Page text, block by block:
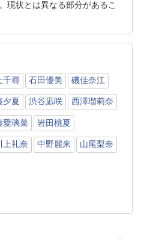
現状とは異なる部分があるこ
千尋 石田優美 磯佳奈江
夕夏 渋谷凪咲 西澤瑠莉奈
愛璃菜 岩田桃夏
上礼奈 中野麗来 山尾梨奈